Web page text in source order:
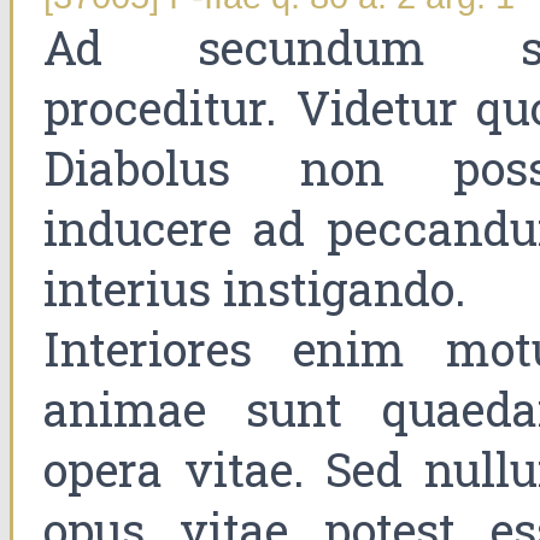
Ad secundum
proceditur. Videtur
Diabolus non
inducere ad
interius instigando.
Interiores enim
animae sunt
opera vitae. Sed